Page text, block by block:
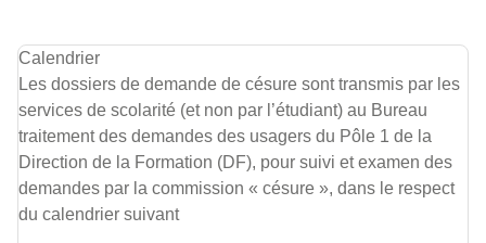
Calendrier
Les dossiers de demande de césure sont transmis par les
services de scolarité (et non par l’étudiant) au Bureau
traitement des demandes des usagers du Pôle 1 de la
Direction de la Formation (DF), pour suivi et examen des
demandes par la commission « césure », dans le respect
du calendrier suivant